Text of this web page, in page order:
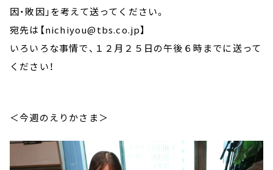
因・敗因」を考えて送ってください。
宛先は【nichiyou@tbs.co.jp】
いろいろな事情で、１２月２５日の午後６時までに送って
ください！
＜今週のえりかさま＞